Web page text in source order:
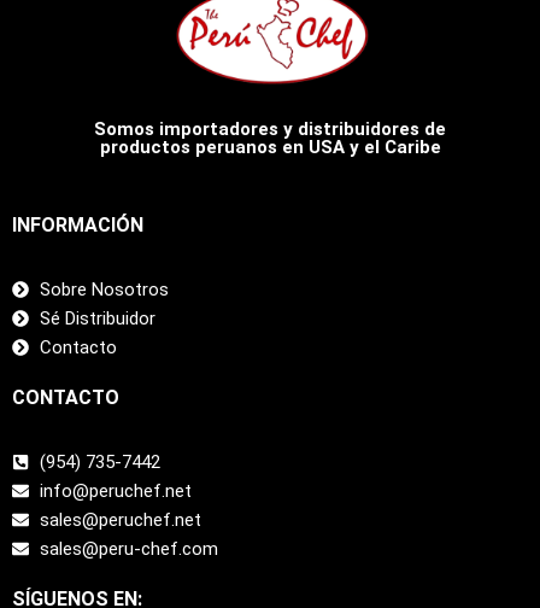
Somos importadores y distribuidores de
productos peruanos en USA y el Caribe
INFORMACIÓN
Sobre Nosotros
Sé Distribuidor
Contacto
CONTACTO
(954) 735-7442
info@peruchef.net
sales@peruchef.net
sales@peru-chef.com
SÍGUENOS EN: